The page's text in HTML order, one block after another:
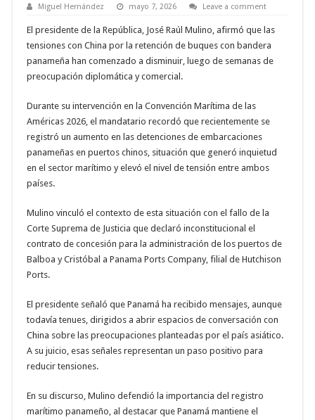
Miguel Hernández mayo 7, 2026 Leave a comment
El presidente de la República, José Raúl Mulino, afirmó que las
tensiones con China por la retención de buques con bandera
panameña han comenzado a disminuir, luego de semanas de
preocupación diplomática y comercial.
Durante su intervención en la Convención Marítima de las
Américas 2026, el mandatario recordó que recientemente se
registró un aumento en las detenciones de embarcaciones
panameñas en puertos chinos, situación que generó inquietud
en el sector marítimo y elevó el nivel de tensión entre ambos
países.
Mulino vinculó el contexto de esta situación con el fallo de la
Corte Suprema de Justicia que declaró inconstitucional el
contrato de concesión para la administración de los puertos de
Balboa y Cristóbal a Panama Ports Company, filial de Hutchison
Ports.
El presidente señaló que Panamá ha recibido mensajes, aunque
todavía tenues, dirigidos a abrir espacios de conversación con
China sobre las preocupaciones planteadas por el país asiático.
A su juicio, esas señales representan un paso positivo para
reducir tensiones.
En su discurso, Mulino defendió la importancia del registro
marítimo panameño, al destacar que Panamá mantiene el